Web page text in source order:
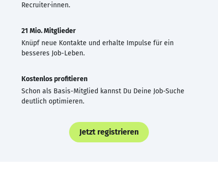
Recruiter·innen.
21 Mio. Mitglieder
Knüpf neue Kontakte und erhalte Impulse für ein
besseres Job-Leben.
Kostenlos profitieren
Schon als Basis-Mitglied kannst Du Deine Job-Suche
deutlich optimieren.
Jetzt registrieren